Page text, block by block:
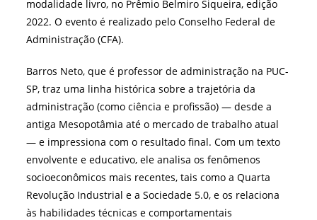
modalidade livro, no Prêmio Belmiro Siqueira, edição
2022. O evento é realizado pelo Conselho Federal de
Administração (CFA).
Barros Neto, que é professor de administração na PUC-
SP, traz uma linha histórica sobre a trajetória da
administração (como ciência e profissão) — desde a
antiga Mesopotâmia até o mercado de trabalho atual
— e impressiona com o resultado final. Com um texto
envolvente e educativo, ele analisa os fenômenos
socioeconômicos mais recentes, tais como a Quarta
Revolução Industrial e a Sociedade 5.0, e os relaciona
às habilidades técnicas e comportamentais